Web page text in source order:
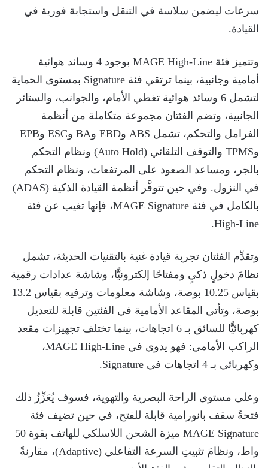
سرعات ليضمن سلاسة في التنقل واستجابة فورية في
القيادة.
وتتميز فئة MAGE High-Line بوجود 4 وسائد هوائية
أمامية وجانبية، بينما ترتقي فئة Signature بمستوى الحماية
لتشمل 6 وسائد هوائية تغطي الأمام، والجوانب، والستائر
الجانبية، وتضم الفئتان مجموعة متكاملة من أنظمة
الفرامل والتحكم، تشمل ABS وEBD وBA وESC وEPB
وTPMS والتوقف التلقائي (Auto Hold) ونظام التحكم
بالجر، ومساعد الصعود على المرتفعات، ونظام التحكم
في النزول. وفي حين تتوفَّر أنظمة القيادة الذكية (ADAS)
بالكامل في فئة MAGE Signature، فإنها تغيب عن فئة
High-Line.
وتقدِّم الفئتان تجربة قيادة غنية بالتقنيات الحديثة، تشمل
نظامَ دخولٍ ذكيٍ ومفتاحًا إلكترونيًّا، وشاشة عدادات رقمية
بقياس 10.25 بوصة، وشاشة معلومات وترفيه بقياس 13.2
بوصة، وتأتي المقاعد الأمامية في الفئتين قابلة للتعديل
كهربائيًّا للسائق بـ 6 اتجاهات، بينما تختلف تجهيزات مقعد
الراكب الأمامي: فهو يدوي في MAGE High-Line،
وكهربائي بـ 4 اتجاهات في Signature.
وعلى مستوى الراحة البصرية والتهوية، فسوف يُعَزِّزُ ذلك
فتحةُ سقف بانورامية قابلة للفتح، في حين تضيف فئة
MAGE Signature ميزة الشحن اللاسلكي للهاتف بقوة 50
واط، ونظامَ تثبيتِ السرعة التفاعلي (Adaptive)، مقارنةً